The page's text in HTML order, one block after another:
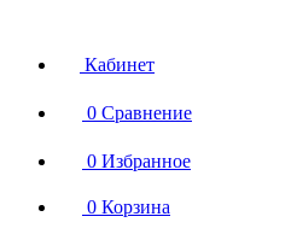
Кабинет
0 Сравнение
0 Избранное
0 Корзина